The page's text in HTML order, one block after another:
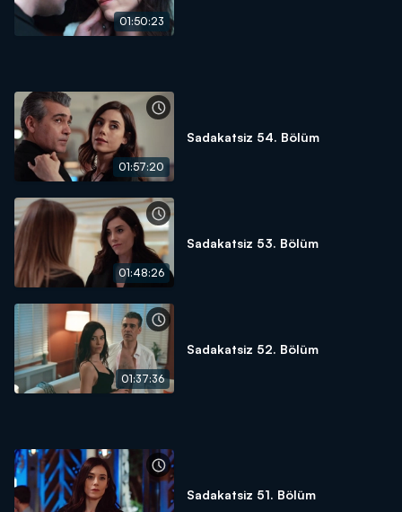
01:50:23
01:57:20
Sadakatsiz 54. Bölüm
01:48:26
Sadakatsiz 53. Bölüm
01:37:36
Sadakatsiz 52. Bölüm
Sadakatsiz 51. Bölüm